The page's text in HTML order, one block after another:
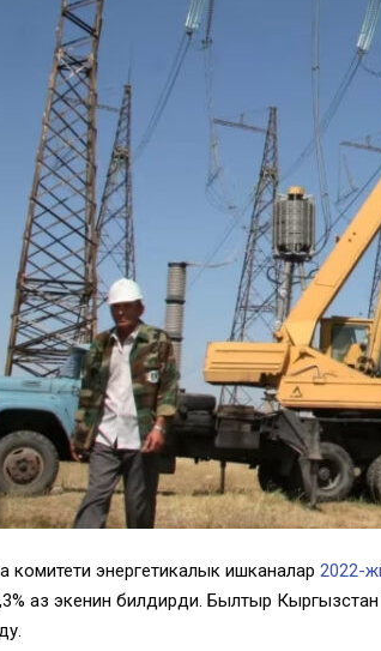
комитети энергетикалык ишканалар 2022-
аз экенин билдирди. Былтыр